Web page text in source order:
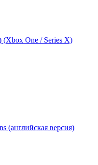
(Xbox One / Series X)
(английская версия)